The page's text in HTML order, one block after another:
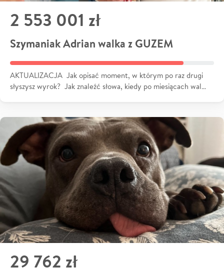
2 553 001 zł
Szymaniak Adrian walka z GUZEM
AKTUALIZACJA Jak opisać moment, w którym po raz drugi
słyszysz wyrok? Jak znaleźć słowa, kiedy po miesiącach wal…
29 762 zł